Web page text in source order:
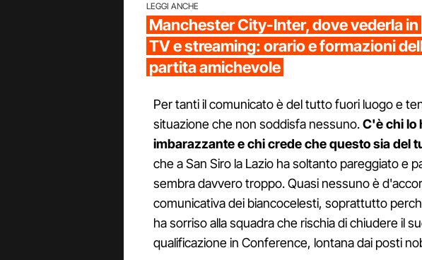
LEGGI ANCHE
Manchester City-Inter, dove vederla in
TV e streaming: orario e formazioni
partita amichevole
Per tanti il comunicato è del tutto fuori luogo e
situazione che non soddisfa nessuno.C'è chi lo
imbarazzante e chi crede che questo sia del
che a San Siro la Lazio ha soltanto pareggiato e
sembra davvero troppo. Quasi nessuno è
comunicativa dei biancocelesti, soprattutto
ha sorriso alla squadra che rischia di chiudere il
qualificazione in Conference, lontana dai posti